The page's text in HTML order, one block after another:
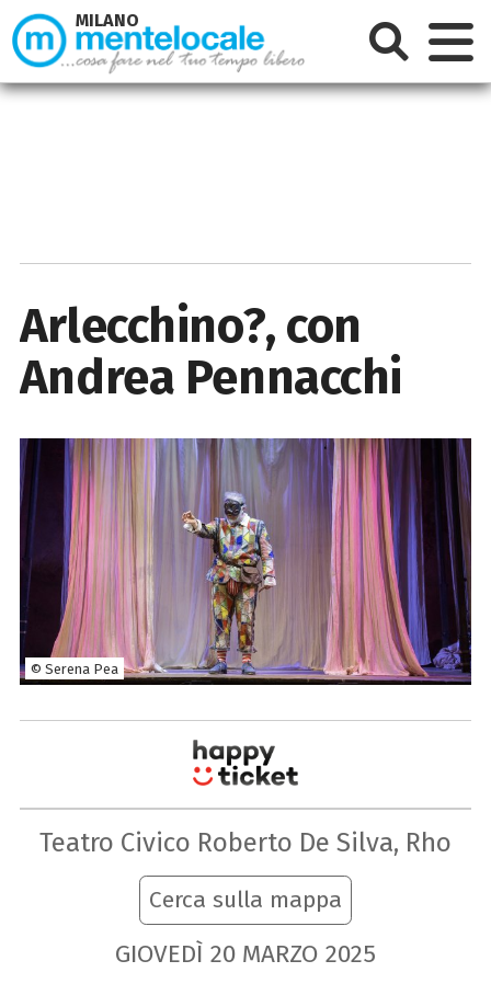
Arlecchino?, con
Andrea Pennacchi
© Serena Pea
Teatro Civico Roberto De Silva, Rho
Cerca sulla mappa
GIOVEDÌ 20 MARZO 2025
MILANO